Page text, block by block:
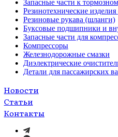
Запасные части к
Резинотехнические
Резиновые рукава (шланги)
Буксовые подшипники и
Запасные части для
Компрессоры
Железнодорожные смазки
Диэлектрические
Детали для пассажирских
Новости
Статьи
Контакты